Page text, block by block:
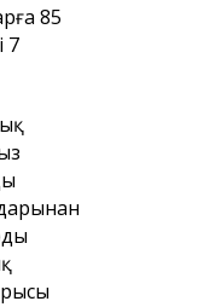
85
7